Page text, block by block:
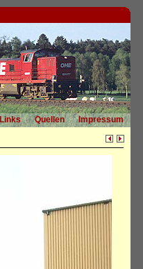
Links Quellen
Impressum